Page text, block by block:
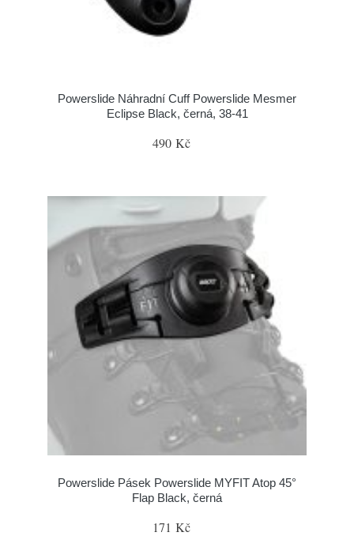
Powerslide Náhradní Cuff Powerslide Mesmer
Eclipse Black, černá, 38-41
490 Kč
Powerslide Pásek Powerslide MYFIT Atop 45°
Flap Black, černá
171 Kč